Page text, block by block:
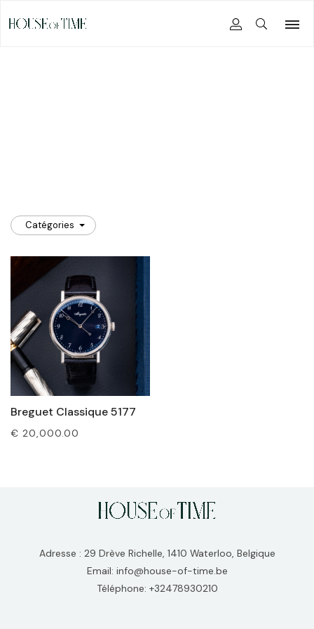
Catégories
Breguet Classique 5177
€ 20,000.00
Adresse : 29 Drève Richelle, 1410 Waterloo, Belgique
Email: info@house-of-time.be
Téléphone: +32478930210